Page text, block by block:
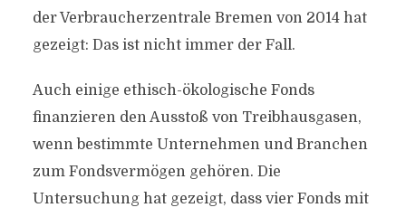
der Verbraucherzentrale Bremen von 2014 hat
gezeigt: Das ist nicht immer der Fall.
Auch einige ethisch-ökologische Fonds
finanzieren den Ausstoß von Treibhausgasen,
wenn bestimmte Unternehmen und Branchen
zum Fondsvermögen gehören. Die
Untersuchung hat gezeigt, dass vier Fonds mit